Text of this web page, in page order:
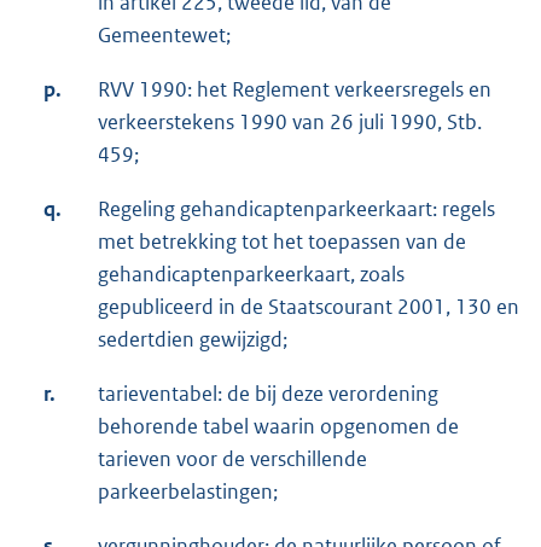
Gemeentewet;
p.
RVV 1990: het Reglement verkeersregels en
verkeerstekens 1990 van 26 juli 1990, Stb.
459;
q.
Regeling gehandicaptenparkeerkaart: regels
met betrekking tot het toepassen van de
gehandicaptenparkeerkaart, zoals
gepubliceerd in de Staatscourant 2001, 130 en
sedertdien gewijzigd;
r.
tarieventabel: de bij deze verordening
behorende tabel waarin opgenomen de
tarieven voor de verschillende
parkeerbelastingen;